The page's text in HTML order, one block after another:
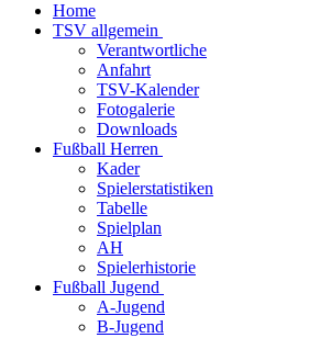
Home
TSV allgemein
Verantwortliche
Anfahrt
TSV-Kalender
Fotogalerie
Downloads
Fußball Herren
Kader
Spielerstatistiken
Tabelle
Spielplan
AH
Spielerhistorie
Fußball Jugend
A-Jugend
B-Jugend